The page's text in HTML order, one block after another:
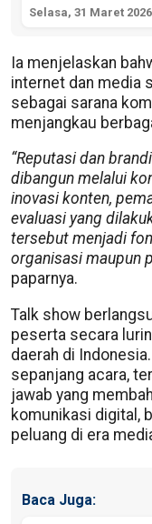
Selasa, 31 Maret 2026
Ia menjelaskan
internet dan media
sebagai sarana
menjangkau
“Reputasi dan
dibangun melalui
inovasi konten,
evaluasi yang
tersebut menjadi
organisasi maupun
paparnya.
Talk show
peserta secara
daerah di
sepanjang acara,
jawab yang
komunikasi digital,
peluang di era
Baca Juga: